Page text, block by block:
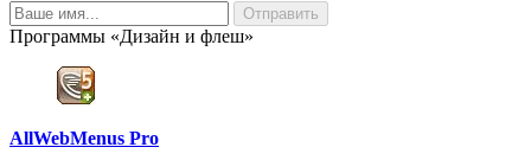
Программы «Дизайн и флеш»
AllWebMenus Pro